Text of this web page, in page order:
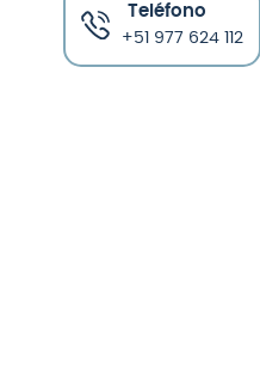
Teléfono
+51 977 624 112